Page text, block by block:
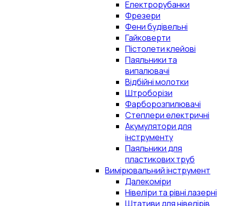
Електрорубанки
Фрезери
Фени будівельні
Гайковерти
Пістолети клейові
Паяльники та
випалювачі
Відбійні молотки
Штроборізи
Фарборозпилювачі
Степлери електричні
Акумулятори для
інструменту
Паяльники для
пластикових труб
Вимірювальний інструмент
Далекоміри
Нівеліри та рівні лазерні
Штативи для нівелірів